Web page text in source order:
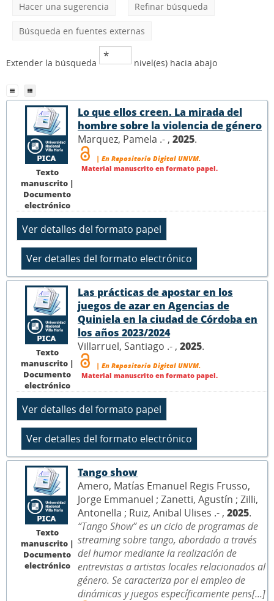
Hacer una sugerencia
Refinar búsqueda
Búsqueda en fuentes externas
Extender la búsqueda nivel(es) hacia abajo
Texto
manuscrito |
Documento
electrónico
Lo que ellos creen. La mirada del
hombre sobre la violencia de género
Marquez, Pamela .- , 2025.
| En Repositorio Digital UNVM.
Material manuscrito en formato papel.
Texto
manuscrito |
Documento
electrónico
Las prácticas de apostar en los
juegos de azar en Agencias de
Quiniela en la ciudad de Córdoba en
los años 2023/2024
Villarruel, Santiago .- , 2025.
| En Repositorio Digital UNVM.
Material manuscrito en formato papel.
Texto
manuscrito |
Documento
electrónico
Tango show
Amero, Matías Emanuel Regis Frusso,
Jorge Emmanuel ; Zanetti, Agustín ; Zilli,
Antonella ; Ruiz, Anibal Ulises .- , 2025.
“Tango Show” es un ciclo de programas de
streaming sobre tango, abordado a través
del humor mediante la realización de
entrevistas a artistas locales relacionados al
género. Se caracteriza por el empleo de
dinámicas y juegos específicamente pens[...]